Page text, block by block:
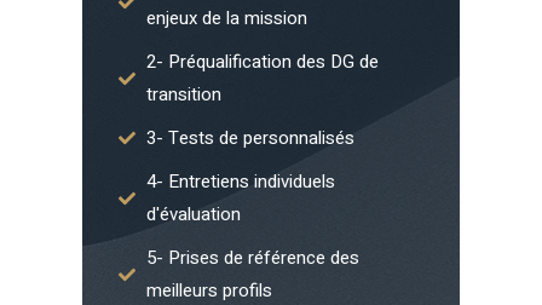
enjeux de la mission
2- Préqualification des DG de
transition
3- Tests de personnalisés
4- Entretiens individuels
d'évaluation
5- Prises de référence des
meilleurs profils